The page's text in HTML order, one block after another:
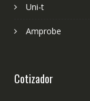
Uni-t
Amprobe
Cotizador